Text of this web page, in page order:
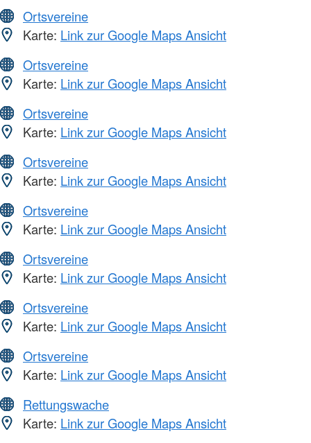
Ortsvereine
Karte: Link zur Google Maps Ansicht
Ortsvereine
Karte: Link zur Google Maps Ansicht
Ortsvereine
Karte: Link zur Google Maps Ansicht
Ortsvereine
Karte: Link zur Google Maps Ansicht
Ortsvereine
Karte: Link zur Google Maps Ansicht
Ortsvereine
Karte: Link zur Google Maps Ansicht
Ortsvereine
Karte: Link zur Google Maps Ansicht
Ortsvereine
Karte: Link zur Google Maps Ansicht
Rettungswache
Karte: Link zur Google Maps Ansicht